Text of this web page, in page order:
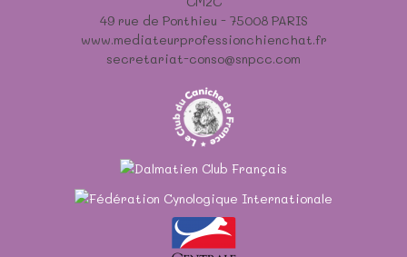
49 rue de Ponthieu - 75008 PARIS
www.mediateurprofessionchienchat.fr
secretariat-conso@snpcc.com